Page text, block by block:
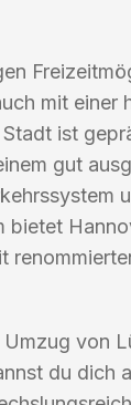
mit einer
ist
gut
bietet
von
du dich